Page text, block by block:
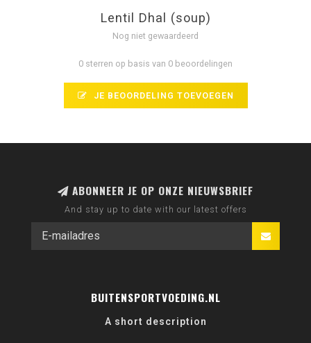
Lentil Dhal (soup)
Nog niet gewaardeerd
0 sterren op basis van 0 beoordelingen
JE BEOORDELING TOEVOEGEN
ABONNEER JE OP ONZE NIEUWSBRIEF
And stay up to date with our latest offers
BUITENSPORTVOEDING.NL
A short description